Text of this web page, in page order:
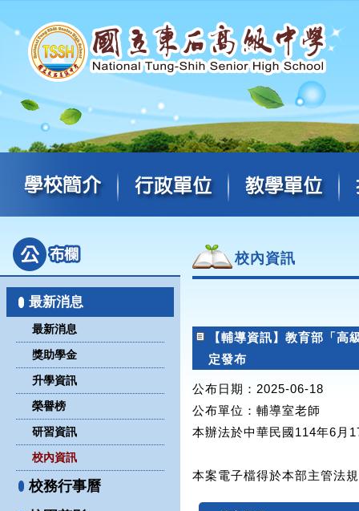
最新消息
最新消息
獎助學金
升學資訊
榮譽榜
研習資訊
校內資訊
校務行事曆
校內資訊
【輔導資訊】教育部「
定發布
公布日期：2025-06-18
公布單位 ：輔導室老師
本辦法於中華民國114年6月
本案電子檔得於本部主管法